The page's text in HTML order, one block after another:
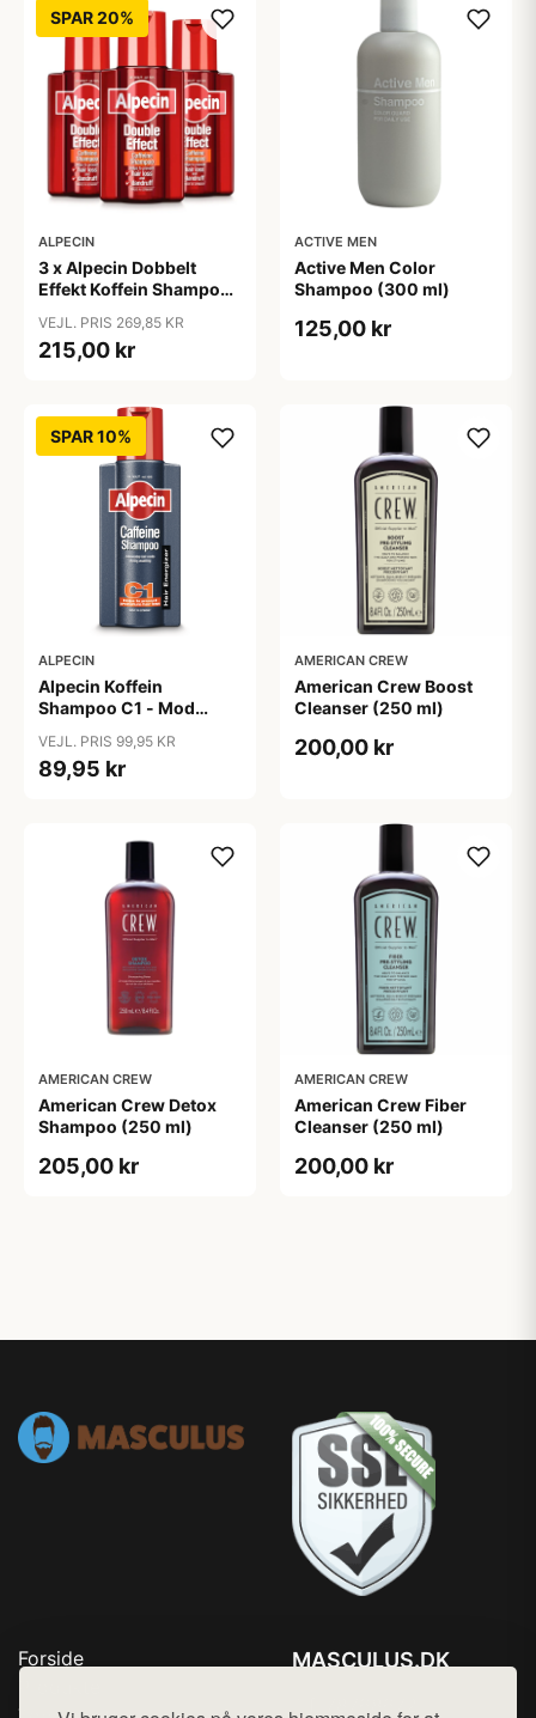
SPAR 20%
ALPECIN
3 x Alpecin Dobbelt
Effekt Koffein Shampoo
VEJL. PRIS 269,85 KR
215,00 kr
ACTIVE MEN
Active Men Color
Shampoo (300 ml)
125,00 kr
SPAR 10%
ALPECIN
Alpecin Koffein
Shampoo C1 - Mod
VEJL. PRIS 99,95 KR
89,95 kr
AMERICAN CREW
American Crew Boost
Cleanser (250 ml)
200,00 kr
AMERICAN CREW
American Crew Detox
Shampoo (250 ml)
205,00 kr
AMERICAN CREW
American Crew Fiber
Cleanser (250 ml)
200,00 kr
Forside
MASCULUS.DK